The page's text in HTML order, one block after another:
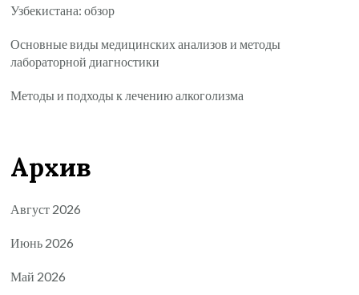
Узбекистана: обзор
Основные виды медицинских анализов и методы
лабораторной диагностики
Методы и подходы к лечению алкоголизма
Архив
Август 2026
Июнь 2026
Май 2026